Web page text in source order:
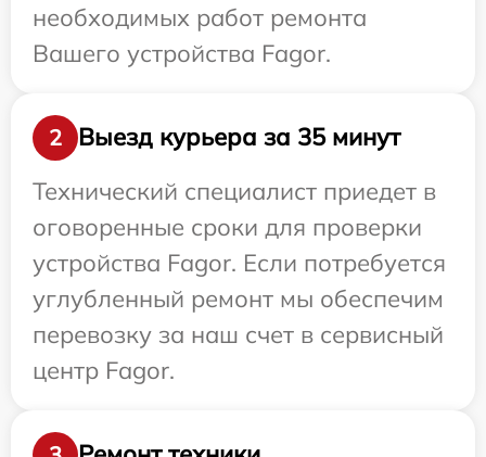
необходимых работ ремонта
Вашего устройства Fagor.
2
Выезд курьера за 35 минут
Технический специалист приедет в
оговоренные сроки для проверки
устройства Fagor. Если потребуется
углубленный ремонт мы обеспечим
перевозку за наш счет в сервисный
центр Fagor.